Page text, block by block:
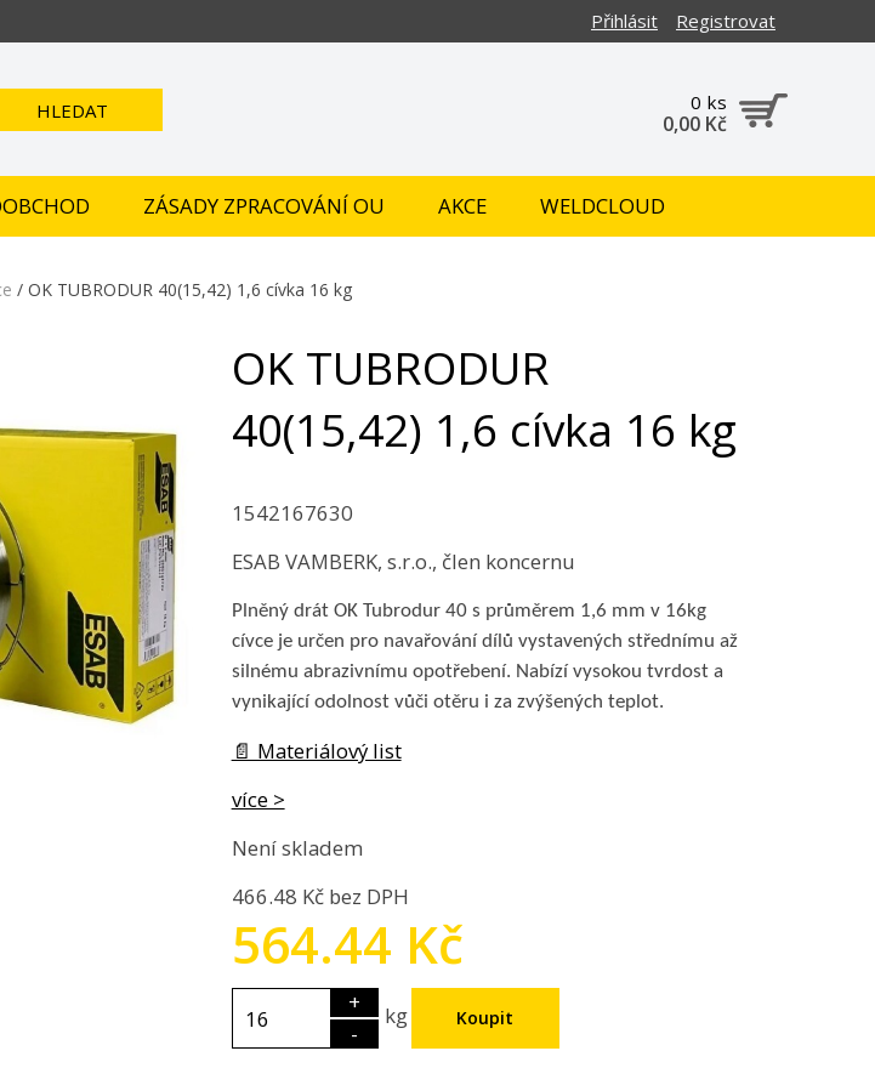
Registrovat
Přihlásit
0 ks
0,00 Kč
HLEDAT
ZÁSADY ZPRACOVÁNÍ OU AKCE WELDCLOUD
/ OK TUBRODUR 40(15,42) 1,6 cívka 16 kg
OK TUBRODUR
40(15,42) 1,6 cívka 16 kg
1542167630
ESAB VAMBERK, s.r.o., člen koncernu
Plněný drát OK Tubrodur 40 s průměrem 1,6 mm v 16kg
cívce je určen pro navařování dílů vystavených střednímu až
silnému abrazivnímu opotřebení. Nabízí vysokou tvrdost a
vynikající odolnost vůči otěru i za zvýšených teplot.
📄 Materiálový list
více >
Není skladem
466.48 Kč bez DPH
564.44 Kč
+
-
kg